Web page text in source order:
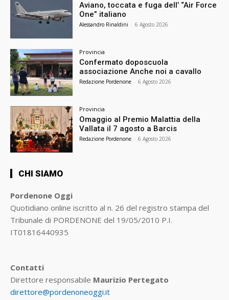
Aviano, toccata e fuga dell’ “Air Force
One” italiano
Alessandro Rinaldini - 6 Agosto 2026
Provincia
Confermato doposcuola
associazione Anche noi a cavallo
Redazione Pordenone - 6 Agosto 2026
Provincia
Omaggio al Premio Malattia della
Vallata il 7 agosto a Barcis
Redazione Pordenone - 6 Agosto 2026
CHI SIAMO
Pordenone Oggi
Quotidiano online iscritto al n. 26 del registro stampa del
Tribunale di PORDENONE del 19/05/2010 P.I.
IT01816440935
Contatti
Direttore responsabile Maurizio Pertegato
direttore@pordenoneoggi.it